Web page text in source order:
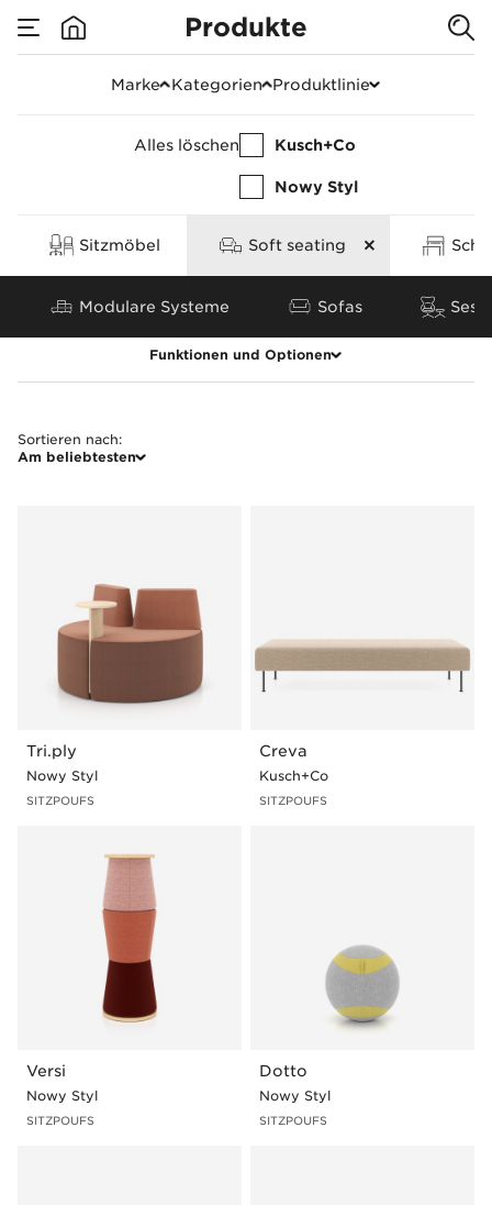
Produkte
Sitzmöbel
Marke Kategorien Produktlinie
Alles löschen Kusch+Co
Nowy Styl
Sitzmöbel Soft seating
Modulare Systeme Sofas
Funktionen und Optionen
Alles löschen
Produktgruppe
Um ein Produkt mit ausgewählten Funktionen zu sehen,
klicken Sie auf das Foto, das die Produktlinie zeigt und
Sortieren nach:
Am beliebtesten
Tri.ply
Nowy Styl
SITZPOUFS
Creva
Kusch+Co
SITZPOUFS
Versi
Nowy Styl
SITZPOUFS
Dotto
Nowy Styl
SITZPOUFS